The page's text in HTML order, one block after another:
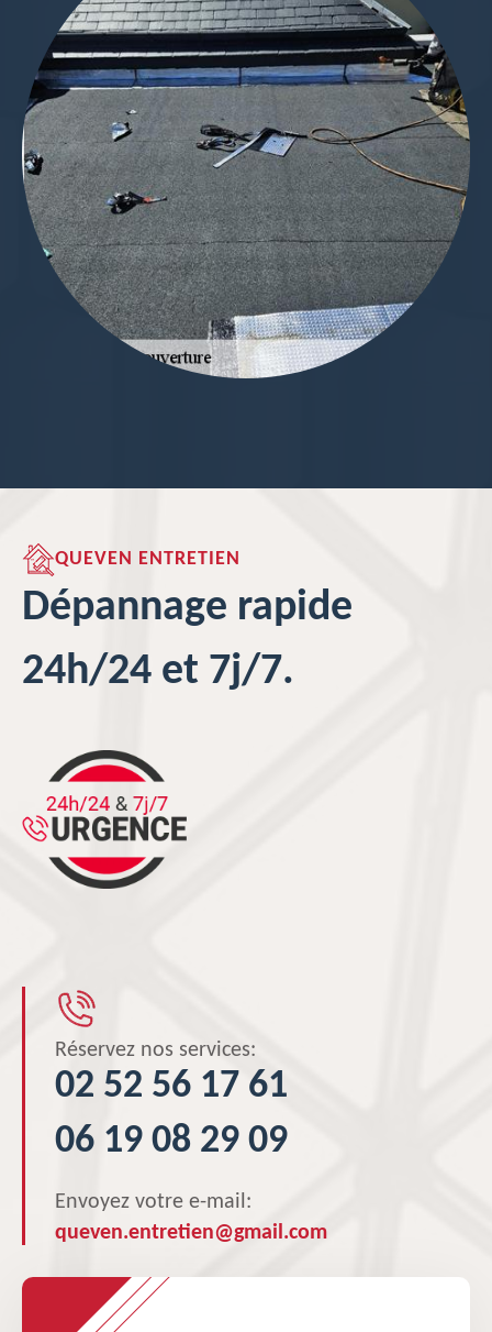
QUEVEN ENTRETIEN
Dépannage rapide
24h/24 et 7j/7.
Réservez nos services:
02 52 56 17 61
06 19 08 29 09
Envoyez votre e-mail:
queven.entretien@gmail.com